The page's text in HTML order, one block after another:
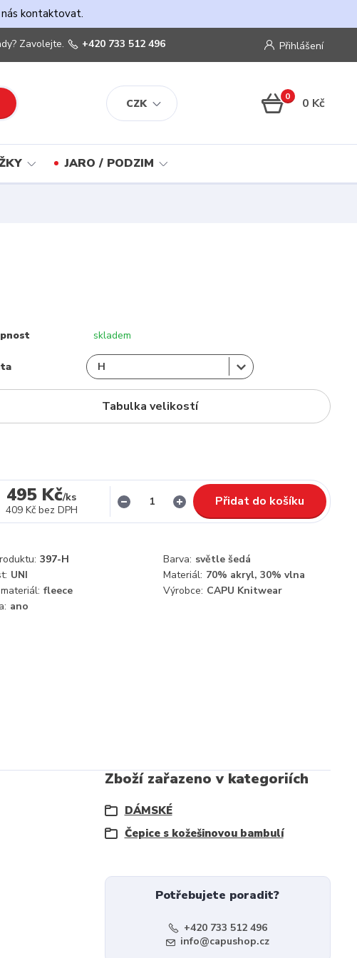
kontaktovat.
CZK
Přihlášení
Zavolejte. +420 733 512 496
0 0 Kč
JARO / PODZIM
skladem
Tabulka velikostí
495 Kč/ks
409 Kč bez DPH
Přidat do košíku
397-H Barva: světle šedá
UNI Materiál: 70% akryl, 30% vlna
fleece Výrobce: CAPU Knitwear
ano
Zboží zařazeno v kategoriích
DÁMSKÉ
Čepice s kožešinovou bambulí
Potřebujete poradit?
+420 733 512 496
info@capushop.cz